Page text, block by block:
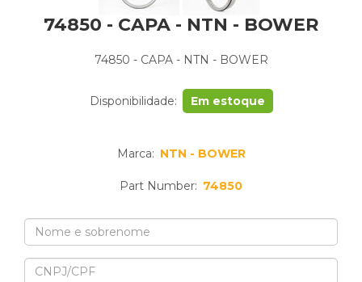
74850 - CAPA - NTN - BOWER
74850 - CAPA - NTN - BOWER
Disponibilidade: Em estoque
Marca: NTN - BOWER
Part Number: 74850